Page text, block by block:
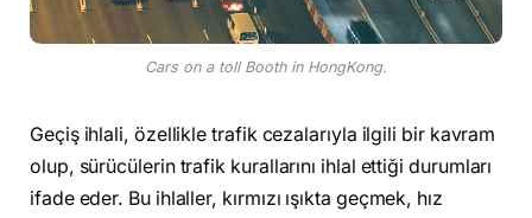
Cars on a toll Booth in HongKong.
Geçiş ihlali, özellikle trafik cezalarıyla ilgili bir kavram
olup, sürücülerin trafik kurallarını ihlal ettiği durumları
ifade eder. Bu ihlaller, kırmızı ışıkta geçmek, hız